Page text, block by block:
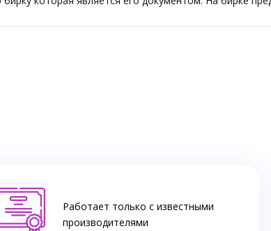
Работает только с известными
производителями